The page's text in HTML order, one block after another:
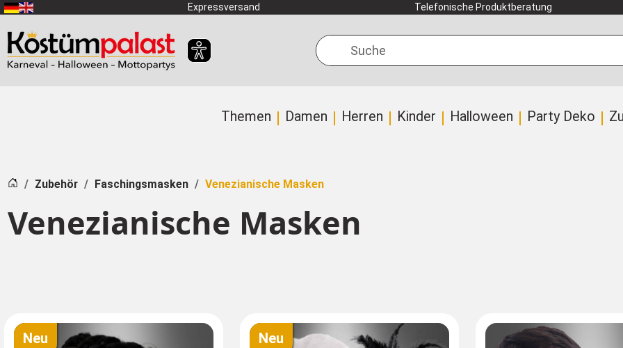
Zum Hauptinhalt springen Expressversand Telefonische Produktberatung
Suche
Themen Damen Herren Kinder Halloween Party Deko
Startseite
Zubehör Faschingsmasken Venezianische Masken
Venezianische Masken
Neu Neu